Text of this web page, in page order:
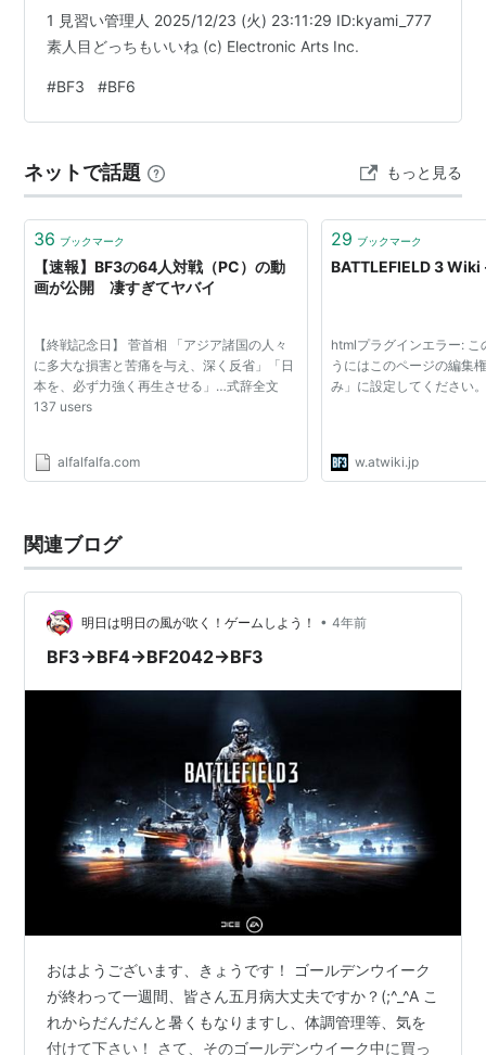
1 見習い管理人 2025/12/23 (火) 23:11:29 ID:kyami_777
素人目どっちもいいね (c) Electronic Arts Inc.
#BF3 #BF6
ネットで話題 もっと見る
36 ブックマーク
【速報】BF3の64人対戦（PC）の動
画が公開 凄すぎてヤバイ
【終戦記念日】 菅首相 「アジア諸国の人々
に多大な損害と苦痛を与え、深く反省」「日
本を、必ず力強く再生させる」…式辞全文
137 users
alfalfalfa.com
29 ブックマーク
BATTLEFIELD 3
htmlプラグインエラー: こ
うにはこのページの編集
み」に設定してください
w.atwiki.jp
関連ブログ
明日は明日の風が吹く！ゲームしよう！ • 4年前
BF3→BF4→BF2042→BF3
おはようございます、きょうです！ ゴールデンウイーク
が終わって一週間、皆さん五月病大丈夫ですか？(;^_^A こ
れからだんだんと暑くもなりますし、体調管理等、気を
付けて下さい！ さて、そのゴールデンウイーク中に買っ